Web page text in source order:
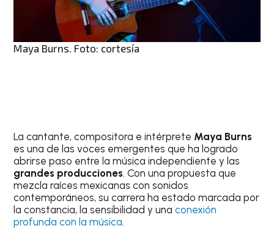
Maya Burns. Foto: cortesía
La cantante, compositora e intérprete Maya Burns
es una de las voces emergentes que ha logrado
abrirse paso entre la música independiente y las
grandes producciones. Con una propuesta que
mezcla raíces mexicanas con sonidos
contemporáneos, su carrera ha estado marcada por
la constancia, la sensibilidad y unaconexión
profunda con la música.